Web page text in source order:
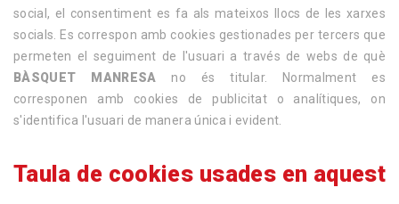
social, el consentiment es fa als mateixos llocs de les xarxes
socials. Es correspon amb cookies gestionades per tercers que
permeten el seguiment de l'usuari a través de webs de què
BÀSQUET MANRESA
no és titular. Normalment es
corresponen amb cookies de publicitat o analítiques, on
s'identifica l'usuari de manera única i evident.
Taula de cookies usades en aquest